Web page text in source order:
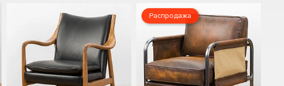
Распродажа